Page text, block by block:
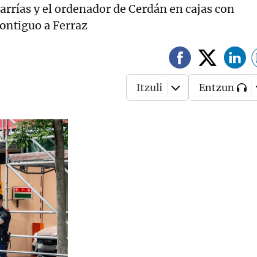
y el ordenador de Cerdán en cajas con
a Ferraz
Itzuli Entzun